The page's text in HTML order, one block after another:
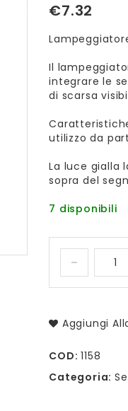
€7.32
Il
integrare le
di scarsa
utilizzo da
La luce gialla
sopra del
7 disponibili
Aggiungi
COD:1158
Categoria: